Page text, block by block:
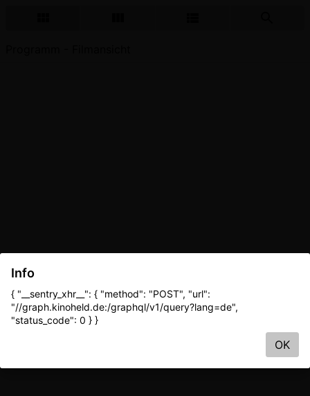
Info
{ "__sentry_xhr__": { "method": "POST", "url":
"//graph.kinoheld.de:/graphql/v1/query?lang=de",
"status_code": 0 } }
OK